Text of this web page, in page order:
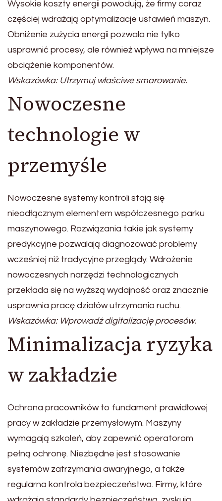
Wysokie koszty energii powodują, że firmy coraz
częściej wdrażają optymalizacje ustawień maszyn.
Obniżenie zużycia energii pozwala nie tylko
usprawnić procesy, ale również wpływa na mniejsze
obciążenie komponentów.
Wskazówka: Utrzymuj właściwe smarowanie.
Nowoczesne
technologie w
przemyśle
Nowoczesne systemy kontroli stają się
nieodłącznym elementem współczesnego parku
maszynowego. Rozwiązania takie jak systemy
predykcyjne pozwalają diagnozować problemy
wcześniej niż tradycyjne przeglądy. Wdrożenie
nowoczesnych narzędzi technologicznych
przekłada się na wyższą wydajność oraz znacznie
usprawnia pracę działów utrzymania ruchu.
Wskazówka: Wprowadź digitalizację procesów.
Minimalizacja ryzyka
w zakładzie
Ochrona pracowników to fundament prawidłowej
pracy w zakładzie przemysłowym. Maszyny
wymagają szkoleń, aby zapewnić operatorom
pełną ochronę. Niezbędne jest stosowanie
systemów zatrzymania awaryjnego, a także
regularna kontrola bezpieczeństwa. Firmy, które